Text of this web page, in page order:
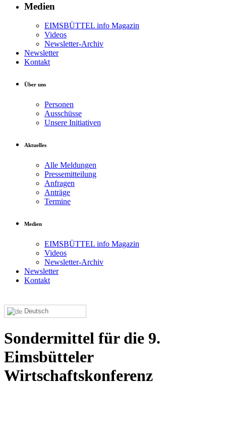
Medien
EIMSBÜTTEL info Magazin
Videos
Newsletter-Archiv
Newsletter
Kontakt
Über uns
Personen
Ausschüsse
Unsere Initiativen
Aktuelles
Alle Meldungen
Pressemitteilung
Anfragen
Anträge
Termine
Medien
EIMSBÜTTEL info Magazin
Videos
Newsletter-Archiv
Newsletter
Kontakt
Deutsch
Sondermittel für die 9.
Eimsbütteler
Wirtschaftskonferenz